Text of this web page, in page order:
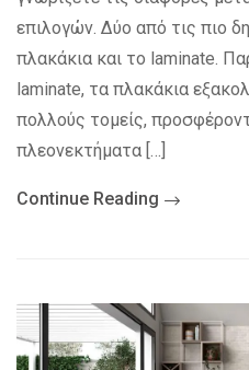
επιλογών. Δύο από τις πιο
πλακάκια και το laminate.
laminate, τα πλακάκια
πολλούς τομείς,
πλεονεκτήματα […]
Continue Reading